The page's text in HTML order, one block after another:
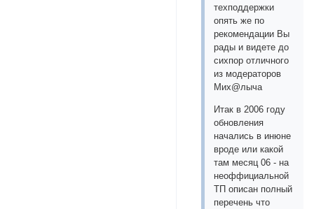
техподдержки
опять же по
рекомендации Вы
рады и видете до
сихпор отличного
из модераторов
Мих@лыча
Итак в 2006 году
обновления
начались в инюне
вроде или какой
там месяц 06 - на
неоффициальной
ТП описан полный
перечень что